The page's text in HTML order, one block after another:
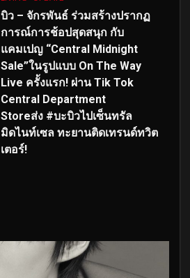
บิว – จักรพันธ์ ร่วมสร้างปรากฏ
การณ์การช้อปสุดสนุก กับ
แคมเปญ “Central Midnight
Sale”ในรูปแบบ On The Way
Live ครั้งแรก! ผ่าน Tik Tok
Central Department
Storeส่ง #บะบิวไปเซ็นทรัล
มิดไนท์เซล ทะยานติดเทรนด์ทวิต
เตอร์!